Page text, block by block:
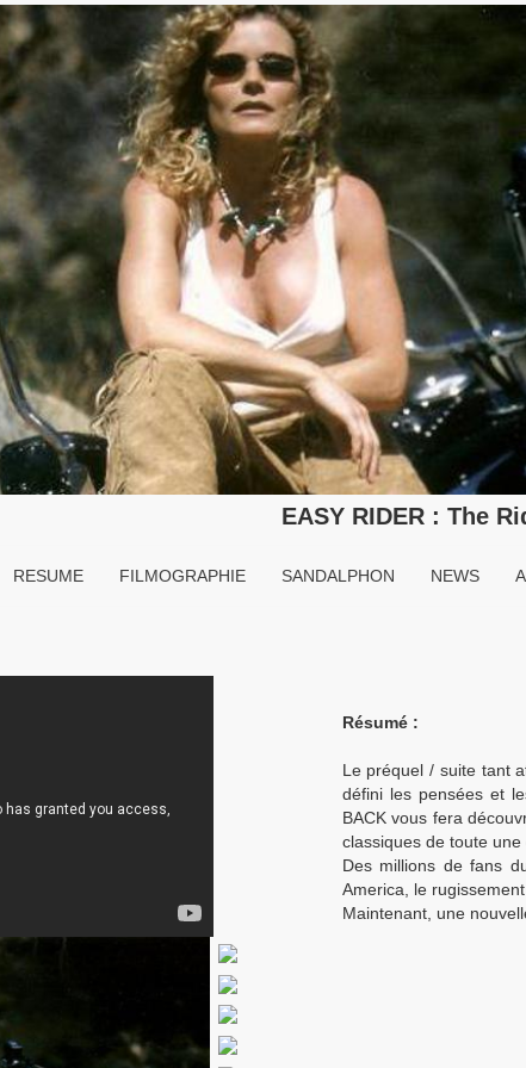
EASY RIDER : The
RESUME FILMOGRAPHIE SANDALPHON NEWS
Résumé :
Le préquel / suite tant
défini les pensées et
BACK vous fera
classiques de toute une
Des millions de fans
America, le
Maintenant, une